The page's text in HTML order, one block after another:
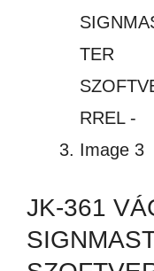
JK-361